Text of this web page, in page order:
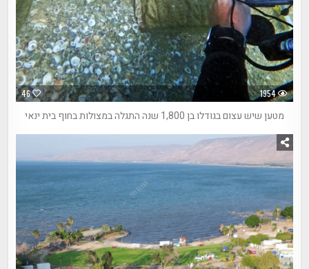
46 1954
מטען שיש עצום בגודלו בן 1,800 שנה התגלה במצולות בחוף בית ינאי